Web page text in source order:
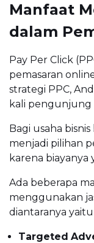
Manfaat
dalam
Pay Per Click
pemasaran
strategi PPC,
kali pengunjung
Bagi usaha
menjadi pilihan
karena
Ada beberapa
menggunakan
diantaranya yaitu
Targeted